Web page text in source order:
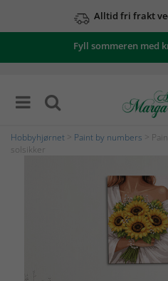
Alltid fri frakt
Fyll sommeren med
Hobbyhjørnet Paint by numbers >
solsikker